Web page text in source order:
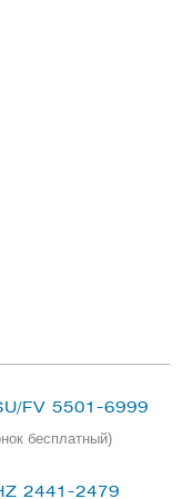
FV 5501-6999
бесплатный)
2441-2479